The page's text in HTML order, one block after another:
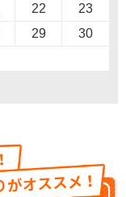
22
23
29
30